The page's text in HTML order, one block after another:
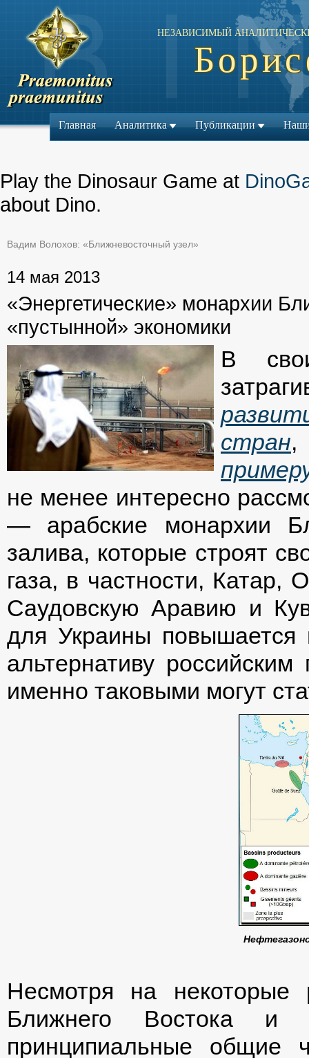
НЕЗАВИСИМЫЙ
Главная Аналитика Публикации
Play the Dinosaur Game at
about Dino.
Вадим Волохов: «Ближневосточный узел»
14 мая 2013
«Энергетические» монархии
«пустынной» экономики
В
стран,
не менее интересно
— арабские монархии
залива, которые строят
газа, в частности,
Саудовскую Аравию и
для Украины повышается
альтернативу
именно таковыми могут
Несмотря на некоторые
Ближнего Востока и
принципиальные общие